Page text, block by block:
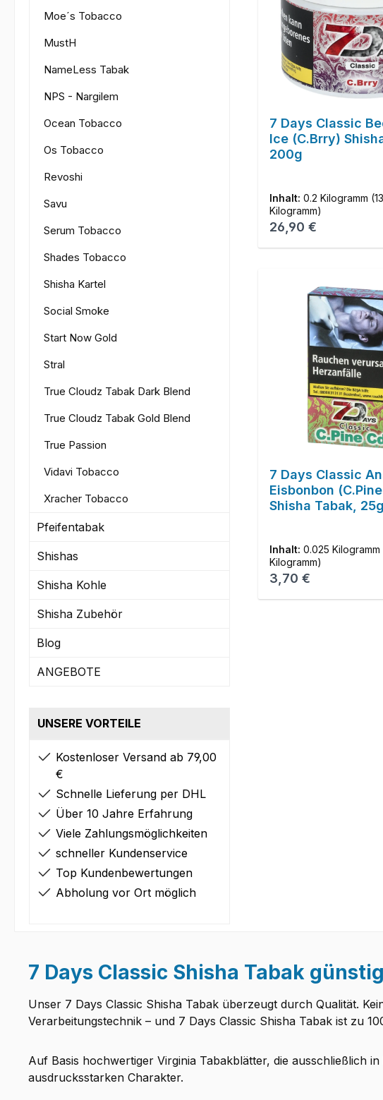
Moe´s Tobacco
MustH
NameLess Tabak
NPS - Nargilem
Ocean Tobacco
Os Tobacco
Revoshi
Savu
Serum Tobacco
Shades Tobacco
Shisha Kartel
Social Smoke
Start Now Gold
Stral
True Cloudz Tabak Dark Blend
True Cloudz Tabak Gold Blend
True Passion
Vidavi Tobacco
Xracher Tobacco
Pfeifentabak
Shishas
Shisha Kohle
Shisha Zubehör
Blog
ANGEBOTE
UNSERE VORTEILE
Kostenloser Versand ab 79,00
€
Schnelle Lieferung per DHL
Über 10 Jahre Erfahrung
Viele Zahlungsmöglichkeiten
schneller Kundenservice
Top Kundenbewertungen
Abholung vor Ort möglich
7 Days Classic
Ice (C.Brry)
200g
Inhalt: 0.2 Kilogramm
Kilogramm)
Regulärer Preis:
26,90 €
7 Days Classic
Eisbonbon
Shisha Tabak, 25g
Inhalt: 0.025 Kilogramm
Kilogramm)
Regulärer Preis:
3,70 €
7 Days Classic Shisha Tabak
Unser 7 Days Classic Shisha Tabak überzeugt durch Qualität.
Verarbeitungstechnik – und 7 Days Classic Shisha Tabak ist zu
Auf Basis hochwertiger Virginia Tabakblätter, die ausschließlich
ausdrucksstarken Charakter.